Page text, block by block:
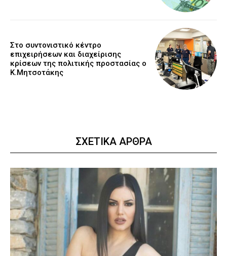
Στο συντονιστικό κέντρο
επιχειρήσεων και διαχείρισης
κρίσεων της πολιτικής προστασίας ο
Κ.Μητσοτάκης
ΣΧΕΤΙΚΑ ΑΡΘΡΑ